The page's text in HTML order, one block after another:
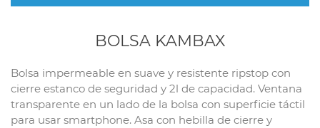
BOLSA KAMBAX
Bolsa impermeable en suave y resistente ripstop con
cierre estanco de seguridad y 2l de capacidad. Ventana
transparente en un lado de la bolsa con superficie táctil
para usar smartphone. Asa con hebilla de cierre y